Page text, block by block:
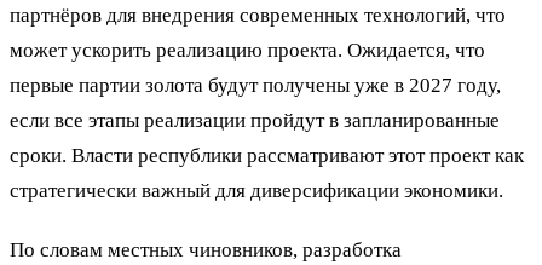
партнёров для внедрения современных технологий, что
может ускорить реализацию проекта. Ожидается, что
первые партии золота будут получены уже в 2027 году,
если все этапы реализации пройдут в запланированные
сроки. Власти республики рассматривают этот проект как
стратегически важный для диверсификации экономики.
По словам местных чиновников, разработка